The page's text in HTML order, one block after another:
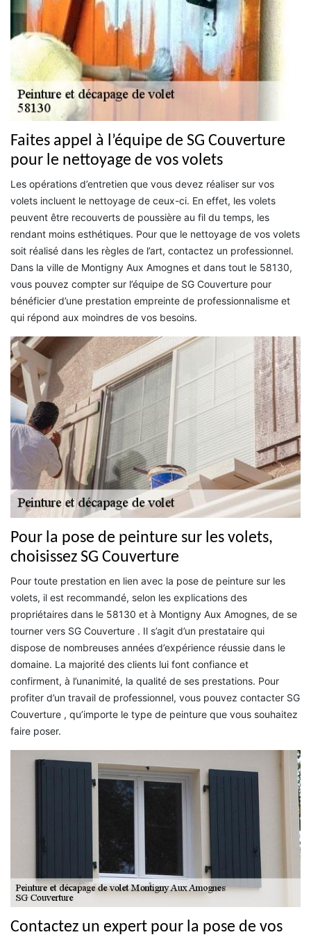
Faites appel à l’équipe de SG Couverture
pour le nettoyage de vos volets
Les opérations d’entretien que vous devez réaliser sur vos
volets incluent le nettoyage de ceux-ci. En effet, les volets
peuvent être recouverts de poussière au fil du temps, les
rendant moins esthétiques. Pour que le nettoyage de vos volets
soit réalisé dans les règles de l’art, contactez un professionnel.
Dans la ville de Montigny Aux Amognes et dans tout le 58130,
vous pouvez compter sur l’équipe de SG Couverture pour
bénéficier d’une prestation empreinte de professionnalisme et
qui répond aux moindres de vos besoins.
Pour la pose de peinture sur les volets,
choisissez SG Couverture
Pour toute prestation en lien avec la pose de peinture sur les
volets, il est recommandé, selon les explications des
propriétaires dans le 58130 et à Montigny Aux Amognes, de se
tourner vers SG Couverture . Il s’agit d’un prestataire qui
dispose de nombreuses années d’expérience réussie dans le
domaine. La majorité des clients lui font confiance et
confirment, à l’unanimité, la qualité de ses prestations. Pour
profiter d’un travail de professionnel, vous pouvez contacter SG
Couverture , qu’importe le type de peinture que vous souhaitez
faire poser.
Contactez un expert pour la pose de vos